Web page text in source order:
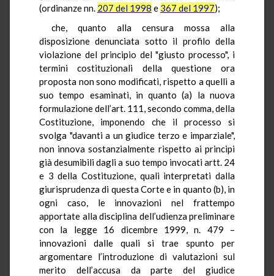
(ordinanze nn. 207 del 1998 e 367 del 1997);
che, quanto alla censura mossa alla
disposizione denunciata sotto il profilo della
violazione del principio del "giusto processo", i
termini costituzionali della questione ora
proposta non sono modificati, rispetto a quelli a
suo tempo esaminati, in quanto (a) la nuova
formulazione dell’art. 111, secondo comma, della
Costituzione, imponendo che il processo si
svolga "davanti a un giudice terzo e imparziale",
non innova sostanzialmente rispetto ai principi
già desumibili dagli a suo tempo invocati artt. 24
e 3 della Costituzione, quali interpretati dalla
giurisprudenza di questa Corte e in quanto (b), in
ogni caso, le innovazioni nel frattempo
apportate alla disciplina dell’udienza preliminare
con la legge 16 dicembre 1999, n. 479 –
innovazioni dalle quali si trae spunto per
argomentare l’introduzione di valutazioni sul
merito dell’accusa da parte del giudice